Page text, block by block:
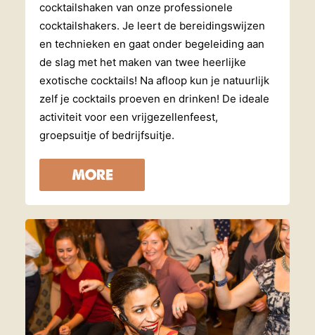
cocktailshaken van onze professionele
cocktailshakers. Je leert de bereidingswijzen
en technieken en gaat onder begeleiding aan
de slag met het maken van twee heerlijke
exotische cocktails! Na afloop kun je natuurlijk
zelf je cocktails proeven en drinken! De ideale
activiteit voor een vrijgezellenfeest,
groepsuitje of bedrijfsuitje.
MORE